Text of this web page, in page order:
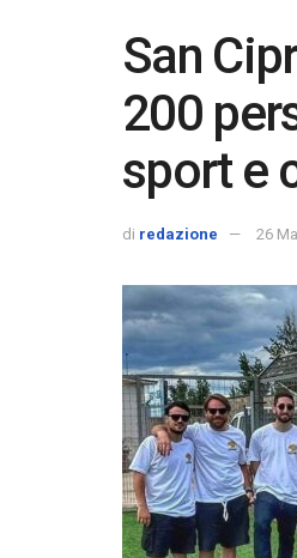
San
200
sport e
di redazione 26